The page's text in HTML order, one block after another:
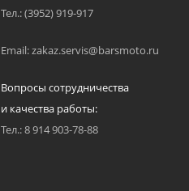
Тел.: (3952) 919-917
Email: zakaz.servis@barsmoto.ru
Вопросы сотрудничества
и качества работы:
Тел.: 8 914 903-78-88